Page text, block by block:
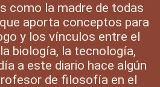
como la madre de todas
aporta conceptos para
y los vínculos entre el
biología, la tecnología,
a este diario hace algún
de filosofía en el